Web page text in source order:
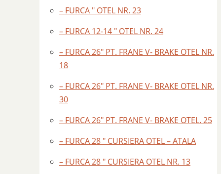
– FURCA ″ OTEL NR. 23
– FURCA 12-14 ″ OTEL NR. 24
– FURCA 26″ PT. FRANE V- BRAKE OTEL NR.
18
– FURCA 26″ PT. FRANE V- BRAKE OTEL NR.
30
– FURCA 26″ PT. FRANE V- BRAKE OTEL. 25
– FURCA 28 " CURSIERA OTEL – ATALA
– FURCA 28 " CURSIERA OTEL NR. 13